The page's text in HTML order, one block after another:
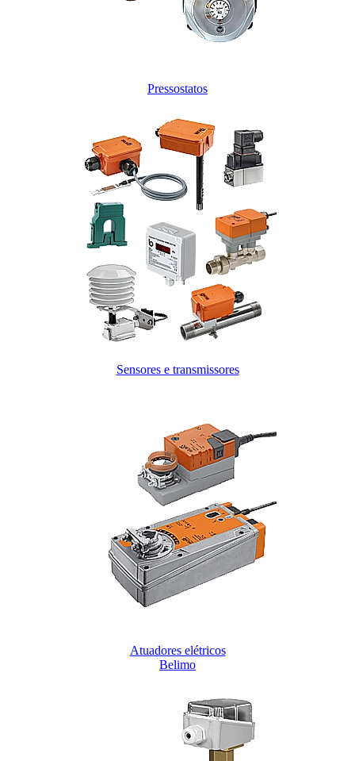
Pressostatos
Sensores e transmissores
Atuadores elétricos
Belimo